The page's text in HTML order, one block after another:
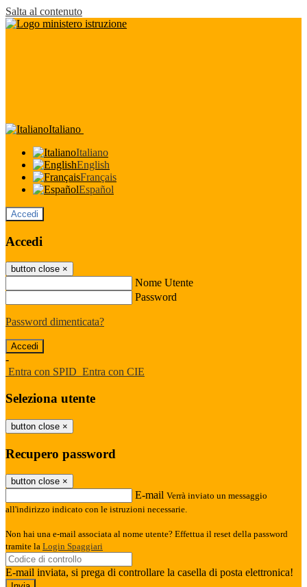
Salta al contenuto
Italiano
Italiano
English
Français
Español
Accedi
Accedi
button close ×
Nome Utente
Password
Password dimenticata?
-
Entra con SPID Entra con CIE
Seleziona utente
button close ×
Recupero password
button close ×
E-mail Verrà inviato un messaggio
all'indirizzo indicato con le istruzioni necessarie.
Non hai una e-mail associata al nome utente? Effettua il reset della password
tramite la Login Spaggiari
E-mail inviata, si prega di controllare la casella di posta elettronica!